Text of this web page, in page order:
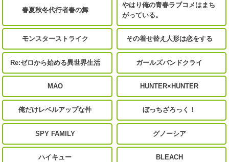
春夏秋冬代行者春の舞
やはり俺の青春ラブコメはまち
がっている。
モンスターストライク その着せ替え人形は恋をする
Re:ゼロから始める異世界生活 ガールズバンドクライ
MAO HUNTER×HUNTER
俺だけレベルアップな件 ぼっちざろっく！
SPY FAMILY グノーシア
ハイキュー BLEACH